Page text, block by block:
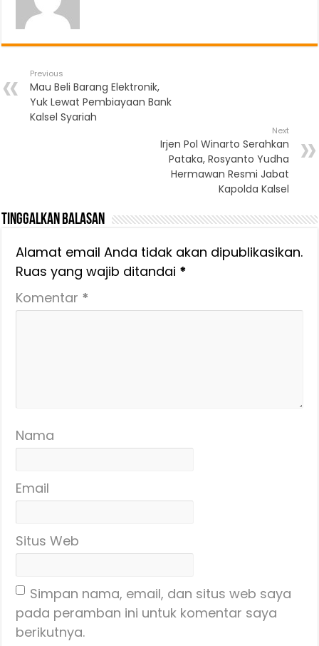
Previous
Mau Beli Barang Elektronik,
Yuk Lewat Pembiayaan Bank
Kalsel Syariah
Next
Irjen Pol Winarto Serahkan
Pataka, Rosyanto Yudha
Hermawan Resmi Jabat
Kapolda Kalsel
Tinggalkan Balasan
Alamat email Anda tidak akan dipublikasikan.
Ruas yang wajib ditandai *
Komentar *
Nama
Email
Situs Web
Simpan nama, email, dan situs web saya
pada peramban ini untuk komentar saya
berikutnya.